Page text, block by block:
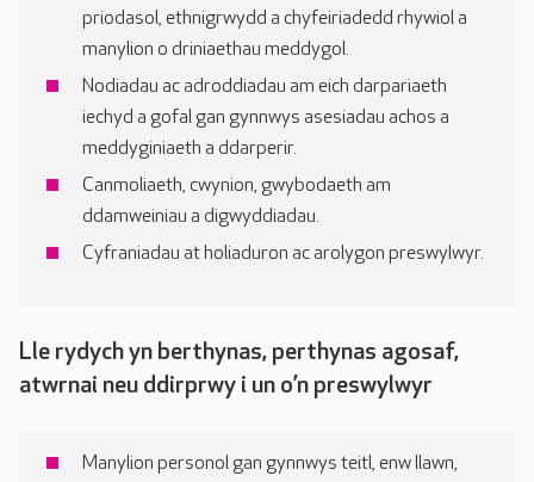
priodasol, ethnigrwydd a chyfeiriadedd rhywiol a
manylion o driniaethau meddygol.
Nodiadau ac adroddiadau am eich darpariaeth
iechyd a gofal gan gynnwys asesiadau achos a
meddyginiaeth a ddarperir.
Canmoliaeth, cwynion, gwybodaeth am
ddamweiniau a digwyddiadau.
Cyfraniadau at holiaduron ac arolygon preswylwyr.
Lle rydych yn berthynas, perthynas agosaf,
atwrnai neu ddirprwy i un o’n preswylwyr
Manylion personol gan gynnwys teitl, enw llawn,